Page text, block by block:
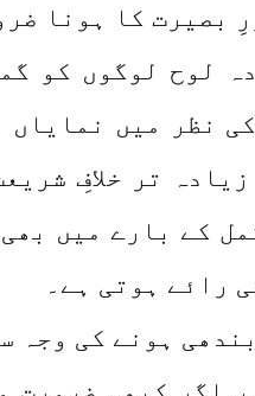
بصیرت کا ہونا
لوح لوگوں کو
نظر میں نمایاں
تر خلافِ
کے بارے میں
رائے ہوتی ہے۔
ہونے کی وجہ